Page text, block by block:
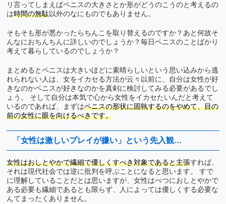
リ言ってしまえばペニスの大きさとか形がどうのこうのと考えるの
は時間の無駄以外のなにものでもありません。
そもそも形が悪かったらちんこを取り替えるのですか？あと何故そ
んなにおちんちんに詳しいのでしょうか？毎日ペニスのことばかり
考えて暮らしているのでしょうか？
まとめるとペニスは大きいほどに素晴らしいという思い込みから逃
れられない人は、女をイカセる方法が云々以前に、自分は女性が好
きなのかペニスが好きなのかを真剣に検討してみる必要があるでし
ょう。 そして自分は本気で心から女性をイカセたいんだと考えて
いるのであれば、まずはペニスの形状に固執するのをやめて、目の
前の女性に眼を向けるべきです。
「女性は激しいプレイが嫌い」という先入観…
女性はおしとやかで繊細で優しくすべき対象であると主張すれば、
それは現代社会では逆に批判を呼ぶことになると思います。 すで
に理解していることだとは思いますが、女性はべつにおしとやかで
ある必要も繊細であるとも限らず、人によっては優しくする必要な
んてまったくありません。